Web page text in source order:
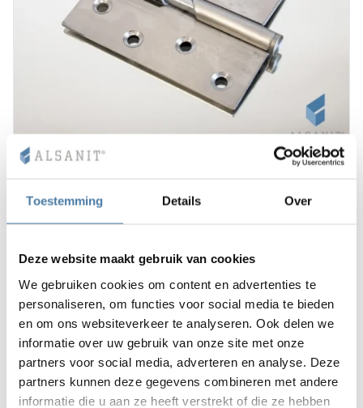
Toestemming Details Over
Deze website maakt gebruik van cookies
We gebruiken cookies om content en advertenties te
personaliseren, om functies voor social media te bieden
en om ons websiteverkeer te analyseren. Ook delen we
informatie over uw gebruik van onze site met onze
partners voor social media, adverteren en analyse. Deze
partners kunnen deze gegevens combineren met andere
informatie die u aan ze heeft verstrekt of die ze hebben
12.00€
Bekijk product
1-2 weken